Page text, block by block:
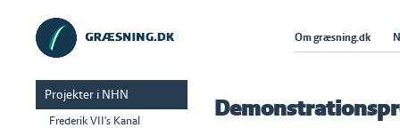
Om græsning.dk
Projekter i NHN
Frederik VII's Kanal